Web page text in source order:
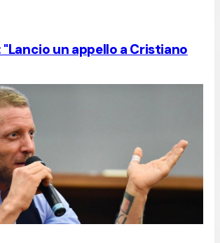
"Lancio un appello a Cristiano